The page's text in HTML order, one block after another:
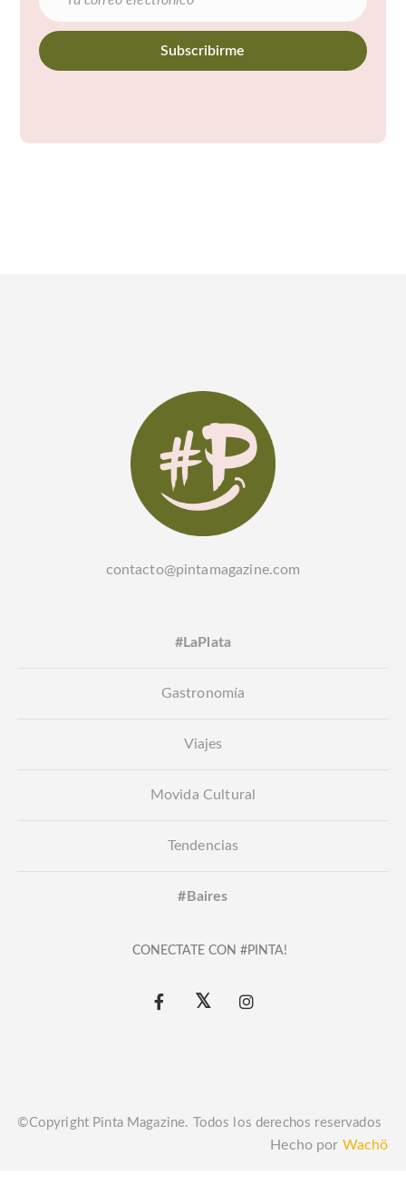
contacto@pintamagazine.com
#LaPlata
Gastronomía
Viajes
Movida Cultural
Tendencias
#Baires
CONECTATE CON #PINTA!
©Copyright Pinta Magazine. Todos los derechos reservados
Hecho por Wachö